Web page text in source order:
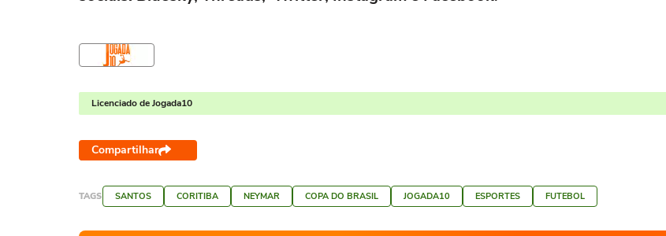
Licenciado de Jogada10
Compartilhar
TAGS SANTOS CORITIBA NEYMAR COPA DO BRASIL JOGADA10 ESPORTES FUTEBOL